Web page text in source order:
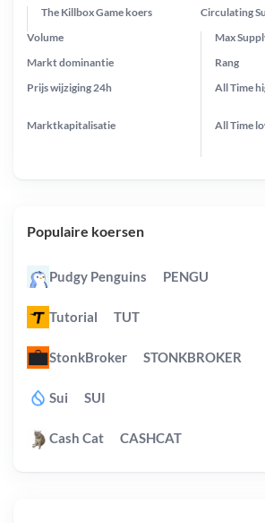
The Killbox Game koers Circulating
Prijs wijziging 24h
Max
Markt dominantie
Marktkapitalisatie
Volume
Rang
All Time
All Time
Populaire koersen
Pudgy Penguins PENGU
Tutorial TUT
StonkBroker STONKBROKER
Sui SUI
Cash Cat CASHCAT